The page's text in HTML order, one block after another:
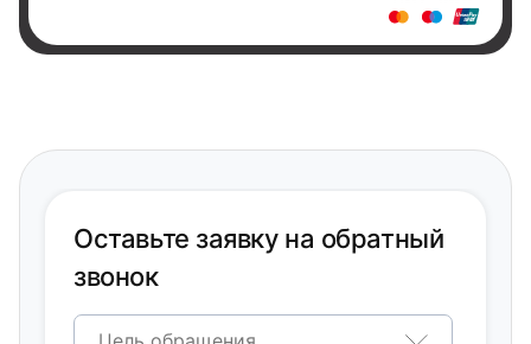
Оставьте заявку на обратный
звонок